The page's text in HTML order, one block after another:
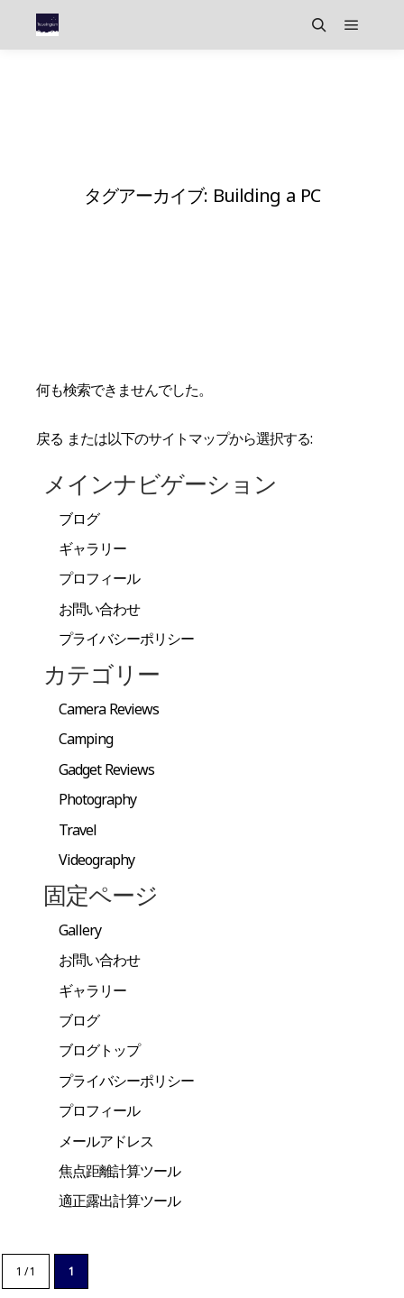
検索 メイン
タグアーカイブ: Building a PC
何も検索できませんでした。
戻る または以下のサイトマップから選択する:
メインナビゲーション
ブログ
ギャラリー
プロフィール
お問い合わせ
プライバシーポリシー
カテゴリー
Camera Reviews
Camping
Gadget Reviews
Photography
Travel
Videography
固定ページ
Gallery
お問い合わせ
ギャラリー
ブログ
ブログトップ
プライバシーポリシー
プロフィール
メールアドレス
焦点距離計算ツール
適正露出計算ツール
1 / 1 1